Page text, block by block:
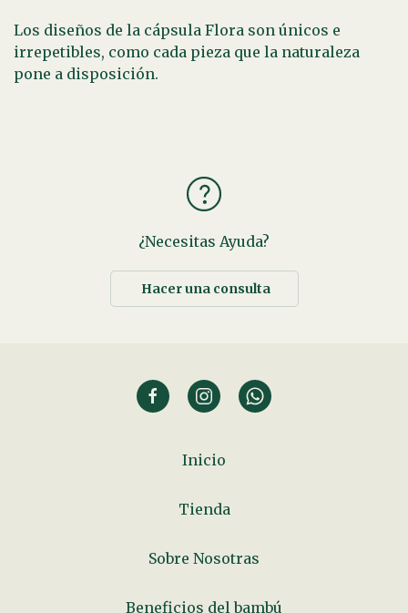
Los diseños de la cápsula Flora son únicos e
irrepetibles, como cada pieza que la naturaleza
pone a disposición.
¿Necesitas Ayuda?
Hacer una consulta
Inicio
Tienda
Sobre Nosotras
Beneficios del bambú